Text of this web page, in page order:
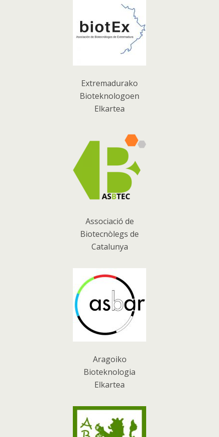
Extremadurako
Bioteknologoen
Elkartea
Associació de
Biotecnòlegs de
Catalunya
Aragoiko
Bioteknologia
Elkartea